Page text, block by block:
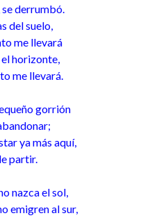
derrumbó.
del suelo,
me llevará
horizonte,
me llevará.
gorrión
ya más aquí,
partir.
nazca el sol,
emigren al sur,